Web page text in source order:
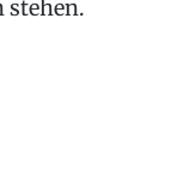
stehen.